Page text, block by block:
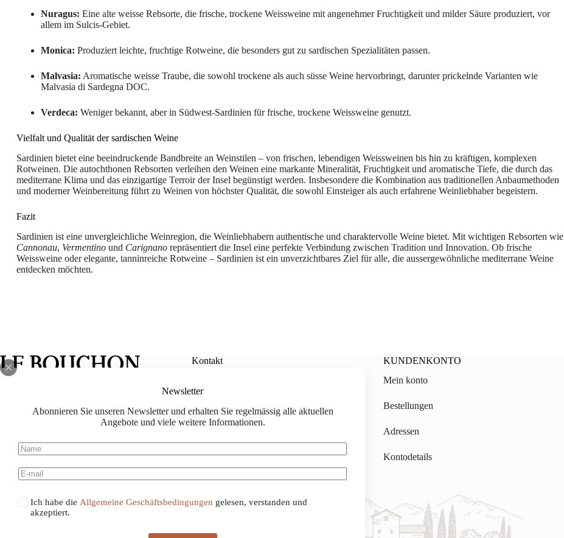
Newsletter
Abonnieren Sie unseren Newsletter und erhalten Sie regelmässig alle aktuellen
Angebote und viele weitere Informationen.
Ich habe die Allgemeine Geschäftsbedingungen gelesen, verstanden und
akzeptiert.
Nuragus: Eine alte weisse Rebsorte, die frische, trockene Weissweine mit angenehmer Fruchtigkeit und milder Säure produziert, vor
allem im Sulcis-Gebiet.
Monica: Produziert leichte, fruchtige Rotweine, die besonders gut zu sardischen Spezialitäten passen.
Malvasia: Aromatische weisse Traube, die sowohl trockene als auch süsse Weine hervorbringt, darunter prickelnde Varianten wie
Malvasia di Sardegna DOC.
Verdeca: Weniger bekannt, aber in Südwest-Sardinien für frische, trockene Weissweine genutzt.
Vielfalt und Qualität der sardischen Weine
Sardinien bietet eine beeindruckende Bandbreite an Weinstilen – von frischen, lebendigen Weissweinen bis hin zu kräftigen, komplexen
Rotweinen. Die autochthonen Rebsorten verleihen den Weinen eine markante Mineralität, Fruchtigkeit und aromatische Tiefe, die durch das
mediterrane Klima und das einzigartige Terroir der Insel begünstigt werden. Insbesondere die Kombination aus traditionellen Anbaumethoden
und moderner Weinbereitung führt zu Weinen von höchster Qualität, die sowohl Einsteiger als auch erfahrene Weinliebhaber begeistern.
Fazit
Sardinien ist eine unvergleichliche Weinregion, die Weinliebhabern authentische und charaktervolle Weine bietet. Mit wichtigen Rebsorten wie
Cannonau, Vermentinound Carignanorepräsentiert die Insel eine perfekte Verbindung zwischen Tradition und Innovation. Ob frische
Weissweine oder elegante, tanninreiche Rotweine – Sardinien ist ein unverzichtbares Ziel für alle, die aussergewöhnliche mediterrane Weine
entdecken möchten.
Instagram
Kontakt
lebouchon.ch@gmail.com
078 714 88 88
KUNDENKONTO
Mein konto
Bestellungen
Adressen
Kontodetails